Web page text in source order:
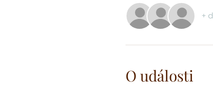
+
O události